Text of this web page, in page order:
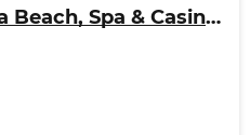
Serenade Punta Cana Beach, Spa & Casino Resort